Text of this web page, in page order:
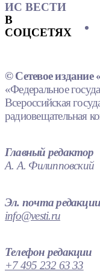
ИС ВЕСТИ
В
СОЦСЕТЯХ
© Сетевое издание
«Федеральное
Всероссийская
радиовещательная
Главный редактор
А. А. Филипповский
Эл. почта редакции
info@vesti.ru
Телефон редакции
+7 495 232 63 33